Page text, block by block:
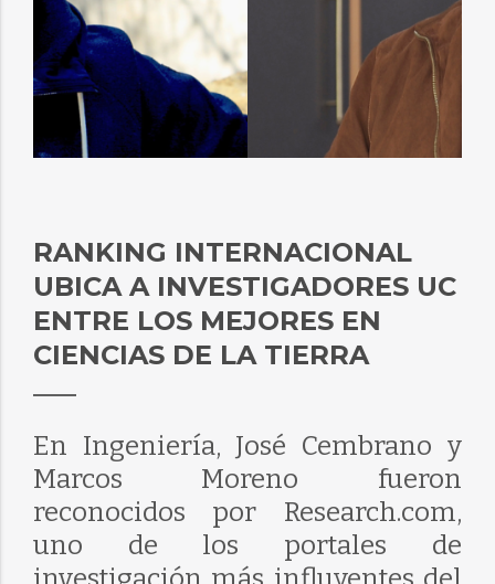
RANKING INTERNACIONAL
UBICA A INVESTIGADORES UC
ENTRE LOS MEJORES EN
CIENCIAS DE LA TIERRA
En Ingeniería, José Cembrano y
Marcos Moreno fueron
reconocidos por Research.com,
uno de los portales de